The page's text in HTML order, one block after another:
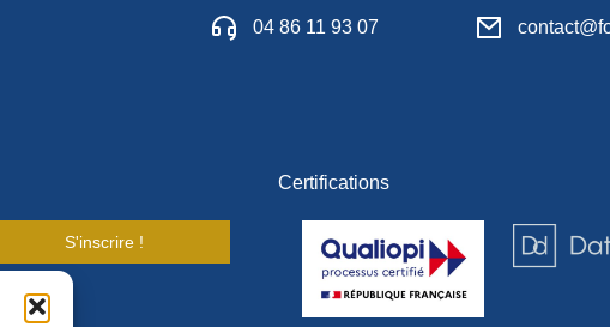
04 86 11 93 07
S'inscrire !
Certifications